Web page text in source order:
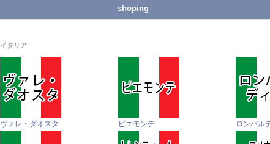
shoping
イタリア
ヴァレ・ダオスタ ピエモンテ ロンバル